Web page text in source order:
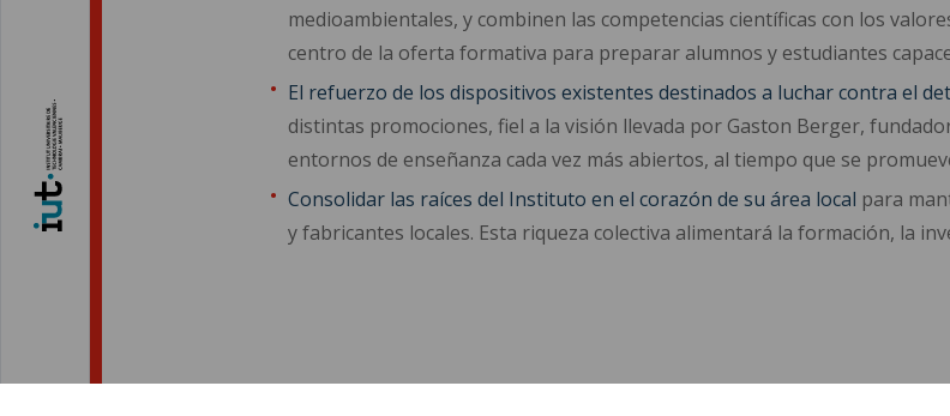
medioambientales, y combinen las competencias científicas con los
centro de la oferta formativa para preparar alumnos y estudiantes
El refuerzo de los dispositivos existentes destinados a luchar contra el
distintas promociones, fiel a la visión llevada por Gaston Berger,
entornos de enseñanza cada vez más abiertos, al tiempo que se
Consolidar las raíces del Instituto en el corazón de su área local para
y fabricantes locales. Esta riqueza colectiva alimentará la formación, la